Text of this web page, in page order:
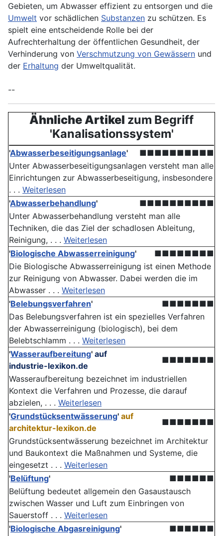
Gebieten, um Abwasser effizient zu entsorgen und die
Umwelt vor schädlichen Substanzen zu schützen. Es
spielt eine entscheidende Rolle bei der
Aufrechterhaltung der öffentlichen Gesundheit, der
Verhinderung von Verschmutzung von Gewässern und
der Erhaltung der Umweltqualität.
--
Ähnliche Artikel zum Begriff
'Kanalisationssystem'
'Abwasserbeseitigungsanlage'
■■■■■■■■■■
Unter Abwasserbeseitigungsanlagen versteht man alle
Einrichtungen zur Abwasserbeseitigung, insbesondere
. . . Weiterlesen
'Abwasserbehandlung'
■■■■■■■■■■
Unter Abwasserbehandlung versteht man alle
Techniken, die das Ziel der schadlosen Ableitung,
Reinigung, . . . Weiterlesen
'Biologische Abwasserreinigung'
■■■■■■■■
Die Biologische Abwasserreinigung ist einen Methode
zur Reinigung von Abwasser. Dabei werden die im
Abwasser . . . Weiterlesen
'Belebungsverfahren'
■■■■■■■
Das Belebungsverfahren ist ein spezielles Verfahren
der Abwasserreinigung (biologisch), bei dem
Belebtschlamm . . . Weiterlesen
'Wasseraufbereitung' auf
industrie-lexikon.de
■■■■■■■
Wasseraufbereitung bezeichnet im industriellen
Kontext die Verfahren und Prozesse, die darauf
abzielen, . . . Weiterlesen
'Grundstücksentwässerung' auf
architektur-lexikon.de
■■■■■■■
Grundstücksentwässerung bezeichnet im Architektur
und Baukontext die Maßnahmen und Systeme, die
eingesetzt . . . Weiterlesen
'Belüftung'
■■■■■■
Belüftung bedeutet allgemein den Gasaustausch
zwischen Wasser und Luft zum Einbringen von
Sauerstoff . . . Weiterlesen
'Biologische Abgasreinigung'
■■■■■■